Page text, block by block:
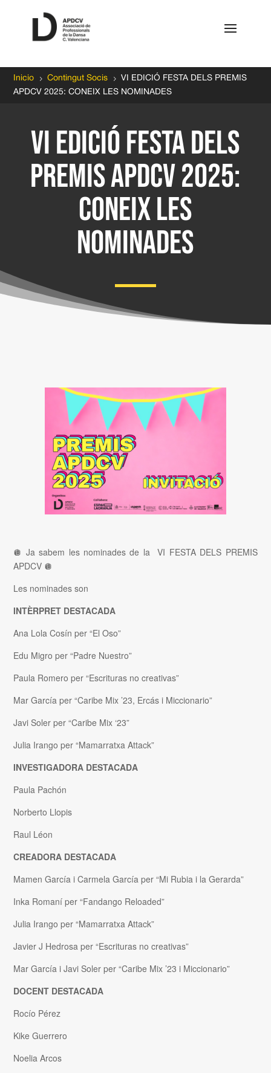
Inicio 5 Contingut Socis 5
VI EDICIÓ FESTA DELS PREMIS
APDCV 2025: CONEIX LES NOMINADES
VI EDICIÓ FESTA DELS
PREMIS APDCV 2025:
CONEIX LES
NOMINADES
🪩 Ja sabem les nominades de la VI FESTA DELS PREMIS
APDCV 🪩
Les nominades son
INTÈRPRET DESTACADA
Ana Lola Cosín per “El Oso”
Edu Migro per “Padre Nuestro”
Paula Romero per “Escrituras no creativas”
Mar García per “Caribe Mix ’23, Ercás i Miccionario”
Javi Soler per “Caribe Mix ‘23”
Julia Irango per “Mamarratxa Attack”
INVESTIGADORA DESTACADA
Paula Pachón
Norberto Llopis
Raul Léon
CREADORA DESTACADA
Mamen García i Carmela García per “Mi Rubia i la Gerarda”
Inka Romaní per “Fandango Reloaded”
Julia Irango per “Mamarratxa Attack”
Javier J Hedrosa per “Escrituras no creativas”
Mar García i Javi Soler per “Caribe Mix ’23 i Miccionario”
DOCENT DESTACADA
Rocío Pérez
Kike Guerrero
Noelia Arcos